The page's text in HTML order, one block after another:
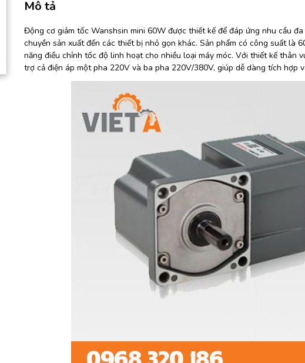
Mô tả
Động cơ giảm tốc Wanshsin mini 60W được thiết kế để đáp ứng nhu cầu
chuyền sản xuất đến các thiết bị nhỏ gọn khác. Sản phẩm có công suất là
năng điều chỉnh tốc độ linh hoạt cho nhiều loại máy móc. Với thiết kế thân
trợ cả điện áp một pha 220V và ba pha 220V/380V, giúp dễ dàng tích hợp